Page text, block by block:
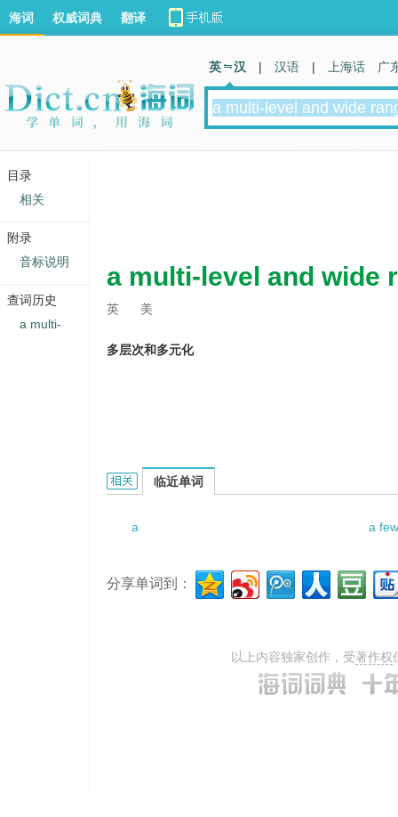
a multi-level and wide
英 美
多层次和多元化
a multi-level and wide range的相关资料：
临近单词
a a
分享单词到：
以上内容独家创作，受著作权
海词 权威词典 翻译
英 汉 | 汉语 | 上海话 广
目录
相关
附录
音标说明
查词历史
a multi-